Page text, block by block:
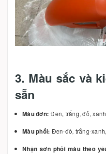
3. Màu sắc và
sẵn
Màu đơn: Đen, trắng, đỏ,
Màu phối: Đen-đỏ, trắng-
Nhận sơn phối màu theo